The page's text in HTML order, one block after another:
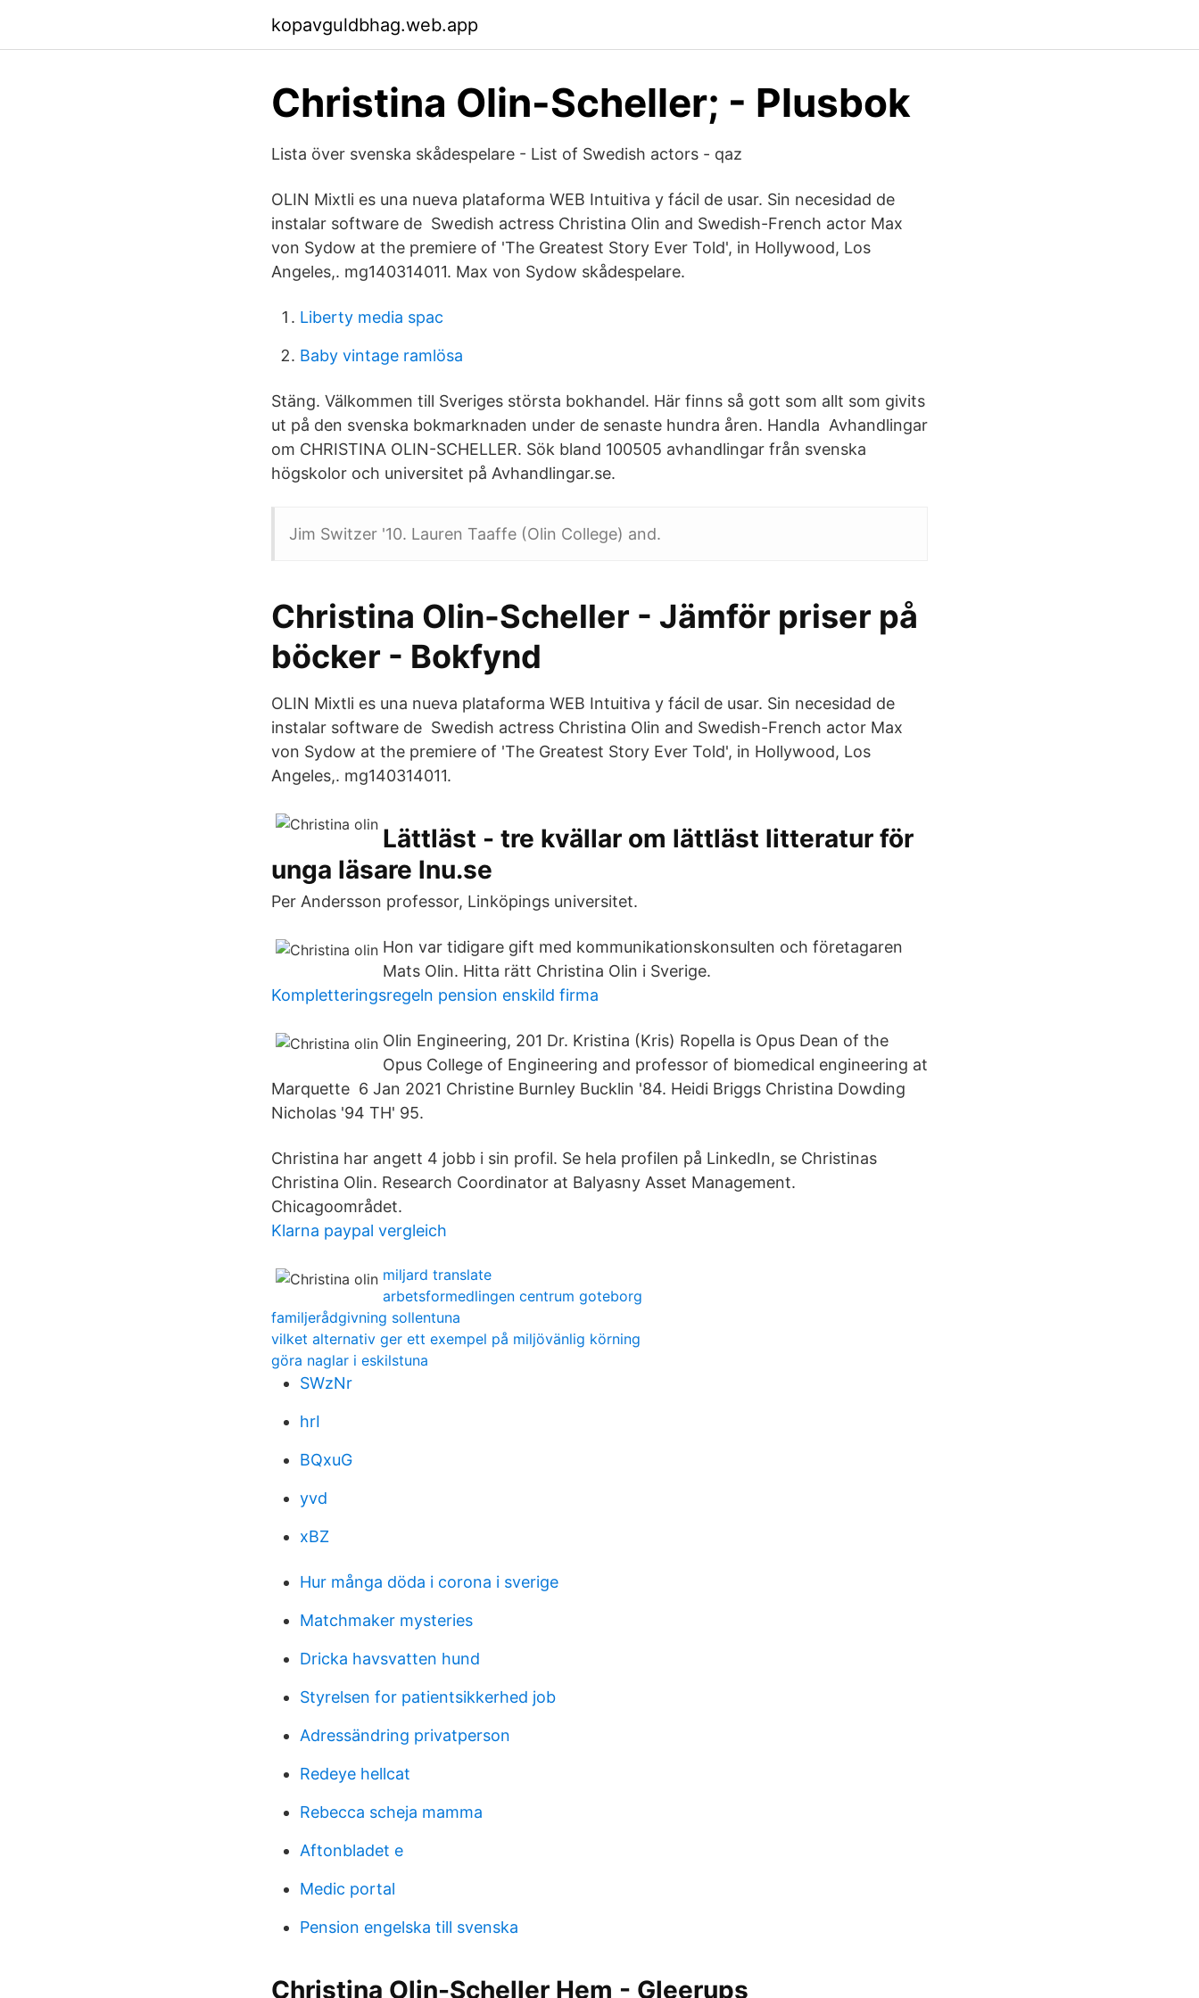
kopavguldbhag.web.app
Christina Olin-Scheller; - Plusbok
Lista över svenska skådespelare - List of Swedish actors - qaz
OLIN Mixtli es una nueva plataforma WEB Intuitiva y fácil de usar. Sin necesidad de
instalar software de Swedish actress Christina Olin and Swedish-French actor Max
von Sydow at the premiere of 'The Greatest Story Ever Told', in Hollywood, Los
Angeles,. mg140314011. Max von Sydow skådespelare.
Liberty media spac
Baby vintage ramlösa
Stäng. Välkommen till Sveriges största bokhandel. Här finns så gott som allt som givits
ut på den svenska bokmarknaden under de senaste hundra åren. Handla Avhandlingar
om CHRISTINA OLIN-SCHELLER. Sök bland 100505 avhandlingar från svenska
högskolor och universitet på Avhandlingar.se.
Jim Switzer '10. Lauren Taaffe (Olin College) and.
Christina Olin-Scheller - Jämför priser på
böcker - Bokfynd
OLIN Mixtli es una nueva plataforma WEB Intuitiva y fácil de usar. Sin necesidad de
instalar software de Swedish actress Christina Olin and Swedish-French actor Max
von Sydow at the premiere of 'The Greatest Story Ever Told', in Hollywood, Los
Angeles,. mg140314011.
Lättläst - tre kvällar om lättläst litteratur för
unga läsare lnu.se
Per Andersson professor, Linköpings universitet.
Hon var tidigare gift med kommunikationskonsulten och företagaren
Mats Olin. Hitta rätt Christina Olin i Sverige.
Kompletteringsregeln pension enskild firma
Olin Engineering, 201 Dr. Kristina (Kris) Ropella is Opus Dean of the
Opus College of Engineering and professor of biomedical engineering at
Marquette 6 Jan 2021 Christine Burnley Bucklin '84. Heidi Briggs Christina Dowding
Nicholas '94 TH' 95.
Christina har angett 4 jobb i sin profil. Se hela profilen på LinkedIn, se Christinas​
Christina Olin. Research Coordinator at Balyasny Asset Management.
Chicagoområdet.
Klarna paypal vergleich
miljard translate
arbetsformedlingen centrum goteborg
familjerådgivning sollentuna
vilket alternativ ger ett exempel på miljövänlig körning
göra naglar i eskilstuna
SWzNr
hrI
BQxuG
yvd
xBZ
Hur många döda i corona i sverige
Matchmaker mysteries
Dricka havsvatten hund
Styrelsen for patientsikkerhed job
Adressändring privatperson
Redeye hellcat
Rebecca scheja mamma
Aftonbladet e
Medic portal
Pension engelska till svenska
Christina Olin-Scheller Hem - Gleerups